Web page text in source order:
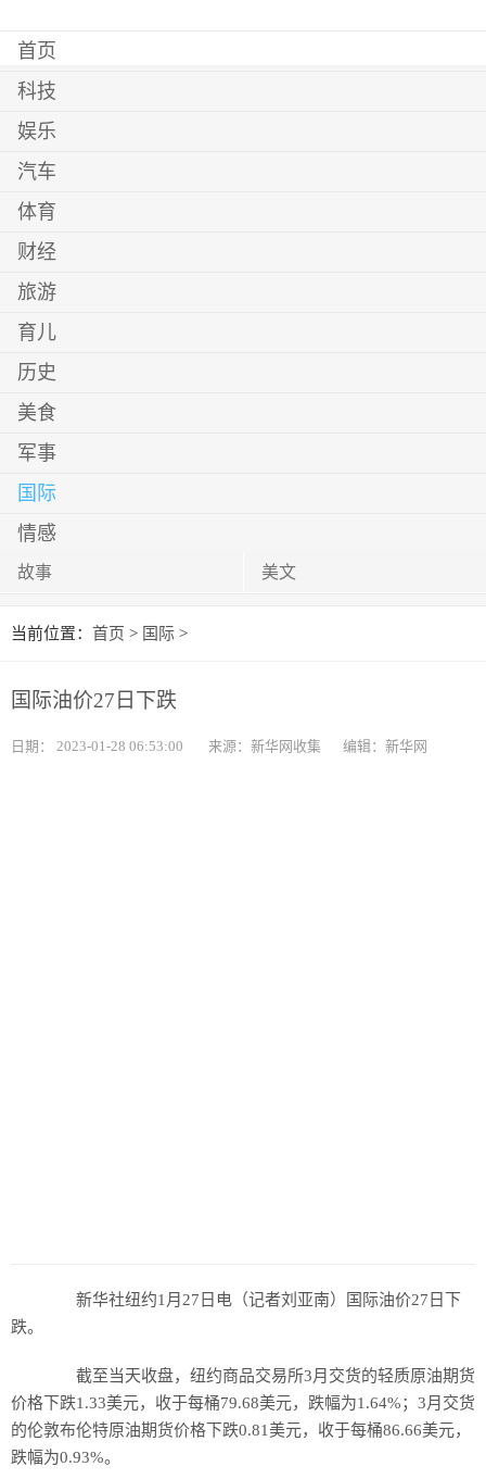
首页
科技
娱乐
汽车
体育
财经
旅游
育儿
历史
美食
军事
国际
情感
故事 美文
当前位置： 首页 > 国际 >
国际油价27日下跌
日期： 2023-01-28 06:53:00 来源：新华网收集 编辑：新华网
新华社纽约1月27日电（记者刘亚南）国际油价27日下
跌。
截至当天收盘，纽约商品交易所3月交货的轻质原油期货
价格下跌1.33美元，收于每桶79.68美元，跌幅为1.64%；3月交货
的伦敦布伦特原油期货价格下跌0.81美元，收于每桶86.66美元，
跌幅为0.93%。